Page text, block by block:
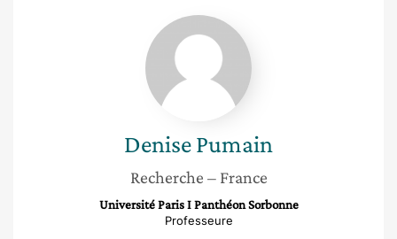
Denise
Pumain
DenisePumain
Recherche – France
Université Paris I Panthéon Sorbonne
Professeure